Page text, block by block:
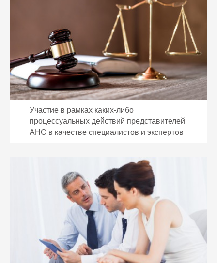
Участие в рамках каких-либо
процессуальных действий представителей
АНО в качестве специалистов и экспертов